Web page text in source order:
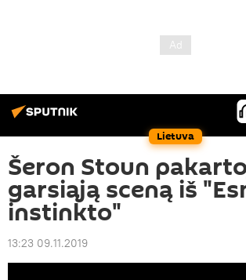
Lietuva
Šeron Stoun
garsiąją sceną iš
instinkto"
13:23 09.11.2019